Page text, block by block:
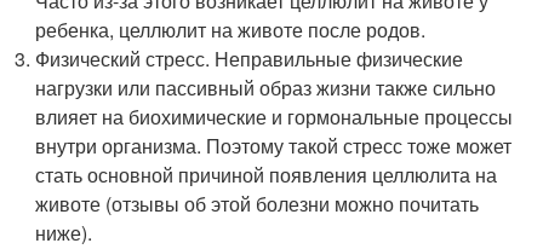
ребенка, целлюлит на животе после родов.
Физический стресс. Неправильные физические
нагрузки или пассивный образ жизни также сильно
влияет на биохимические и гормональные процессы
внутри организма. Поэтому такой стресс тоже может
стать основной причиной появления целлюлита на
животе (отзывы об этой болезни можно почитать
ниже).